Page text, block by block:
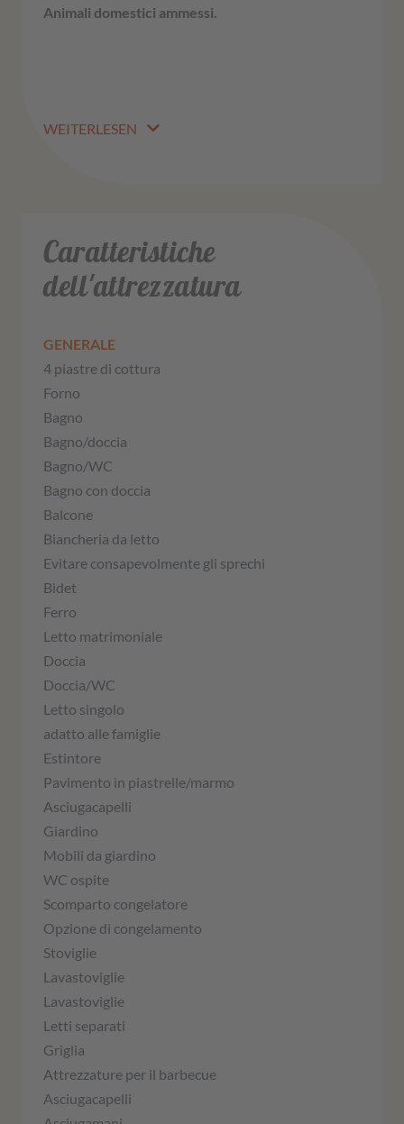
Animali domestici ammessi.
WEITERLESEN
Caratteristiche
dell'attrezzatura
GENERALE
4 piastre di cottura
Forno
Bagno
Bagno/doccia
Bagno/WC
Bagno con doccia
Balcone
Biancheria da letto
Evitare consapevolmente gli sprechi
Bidet
Ferro
Letto matrimoniale
Doccia
Doccia/WC
Letto singolo
adatto alle famiglie
Estintore
Pavimento in piastrelle/marmo
Asciugacapelli
Giardino
Mobili da giardino
WC ospite
Scomparto congelatore
Opzione di congelamento
Stoviglie
Lavastoviglie
Lavastoviglie
Letti separati
Griglia
Attrezzature per il barbecue
Asciugacapelli